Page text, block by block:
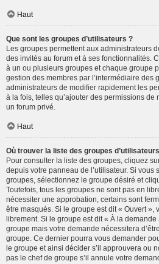
Haut
Que sont les groupes d’utilisateurs ?
Les groupes permettent aux administrateurs
des invités au forum et à ses fonctionnalités.
à un ou plusieurs groupes et chaque groupe
gestion des membres par l’intermédiaire des
administrateurs de modifier rapidement les
à la fois, telles qu’ajouter des permissions
un forum privé.
Haut
Où trouver la liste des groupes
Pour consulter la liste des groupes, cliquez
depuis votre panneau de l’utilisateur. Si vous
groupes, sélectionnez le groupe désiré et
Toutefois, tous les groupes ne sont pas en
nécessiter une approbation, certains sont
être masqués. Si le groupe est dit « Ouvert »,
librement. Si le groupe est dit « À la
groupe mais votre demande nécessitera
groupe. Ce dernier pourra vous demander
le groupe et ainsi décider s’il approuvera ou
pas le chef de groupe s’il annule votre